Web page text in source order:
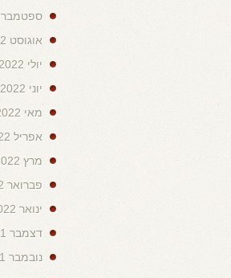
ספטמבר 2022
אוגוסט 2022
יולי 2022
יוני 2022
מאי 2022
אפריל 2022
מרץ 2022
פברואר 2022
ינואר 2022
דצמבר 2021
נובמבר 2021